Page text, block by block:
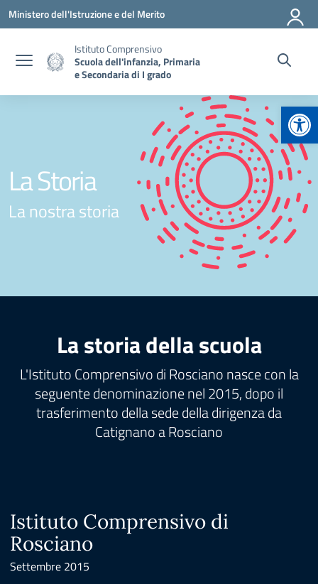
Vai ai contenuti
Vai al menu di navigazione
Vai al footer
Ministero dell'Istruzione e del Merito
Istituto Comprensivo
Scuola dell'infanzia, Primaria
e Secondaria di I grado
La Storia
La nostra storia
La storia della scuola
L'Istituto Comprensivo di Rosciano nasce con la
seguente denominazione nel 2015, dopo il
trasferimento della sede della dirigenza da
Catignano a Rosciano
Istituto Comprensivo di
Rosciano
Settembre 2015